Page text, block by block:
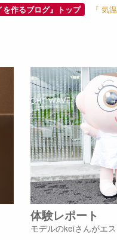
を作るブログ』トップ 『 気
体験レポート
モデルのkeiさんがエ